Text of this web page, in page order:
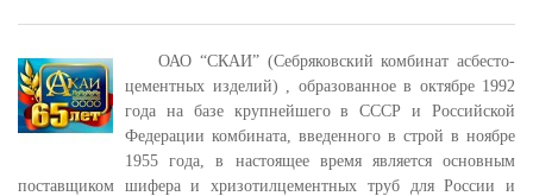
ОАО “СКАИ” (Себряковский комбинат асбесто-
цементных изделий) , образованное в октябре 1992
года на базе крупнейшего в СССР и Российской
Федерации комбината, введенного в строй в ноябре
1955 года, в настоящее время является основным
поставщиком шифера и хризотилцементных труб для России и